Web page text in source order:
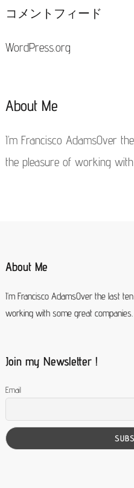
コメントフィード
WordPress.org
About Me
I’m Francisco AdamsOver
the pleasure of working
About Me
I’m Francisco AdamsOver the last
working with some great companies.
Join my Newsletter !
Email